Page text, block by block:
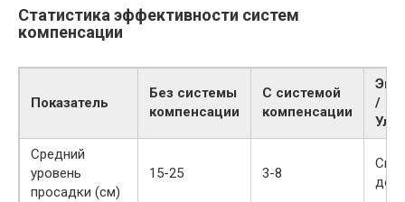
Статистика эффективности систем
компенсации
Показатель
Без системы
компенсации
С системой
компенсации
/
Средний
уровень
просадки (см)
15-25 3-8
до